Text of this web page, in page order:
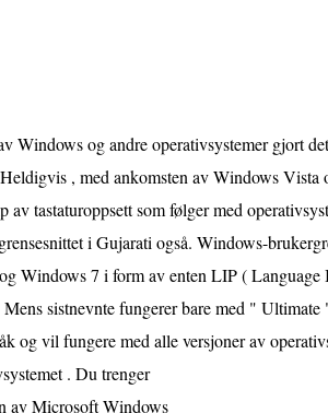
Windows og andre operativsystemer gjort
, med ankomsten av Windows
av tastaturoppsett som følger med
i Gujarati også. Windows-
Windows 7 i form av enten LIP (
sistnevnte fungerer bare med "
og vil fungere med alle versjoner av
. Du trenger
av Microsoft Windows